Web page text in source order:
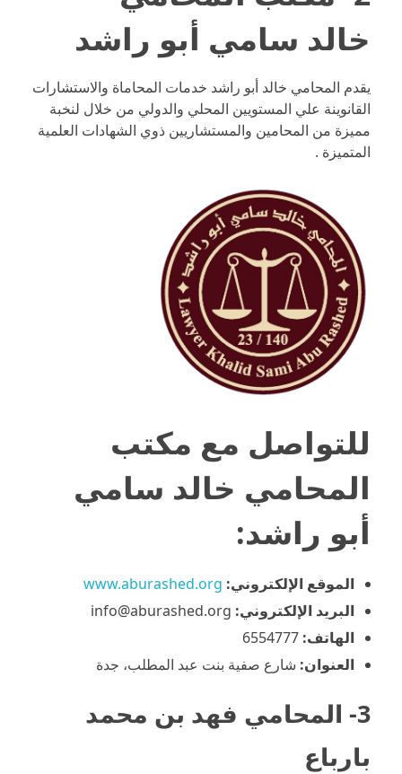
خالد سامي أبو راشد
يقدم المحامي خالد أبو راشد خدمات المحاماة والاستشارات
القانوينة علي المستويين المحلي والدولي من خلال لنخبة
مميزة من المحامين والمستشاريين ذوي الشهادات العلمية
المتميزة .
للتواصل مع مكتب
المحامي خالد سامي
أبو راشد:
الموقع الإلكتروني: www.aburashed.org
البريد الإلكتروني:
الهاتف:
العنوان: شارع صفية بنت عبد المطلب، جدة
3- المحامي فهد بن محمد
بارباع